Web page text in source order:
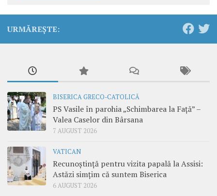
URMĂREȘTE:
BISERICA GRECO-CATOLICĂ
PS Vasile în parohia „Schimbarea la Față” –
Valea Caselor din Bârsana
7 AUGUST 2026
VATICAN
Recunoștință pentru vizita papală la Assisi:
Astăzi simțim că suntem Biserica
6 AUGUST 2026